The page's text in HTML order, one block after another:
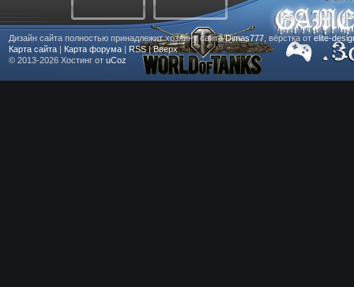
Дизайн сайта полностью принадлежит хозяину сайтаDimas777, вёрстка от elite-
Карта сайта | Карта форума | RSS|Вверх
© 2013-2026 Хостинг от uCoz